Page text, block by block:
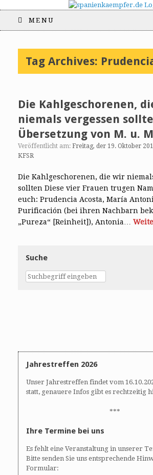
MENU
Tag Archives:
Die Kahlgeschorenen,
niemals vergessen
Übersetzung von M. u.
Veröffentlicht am: Freitag, der 19. Oktober
KFSR
Die Kahlgeschorenen, die wir
sollten Diese vier Frauen trugen
euch: Prudencia Acosta, María
Purificación (bei ihren Nachbarn
„Pureza“ [Reinheit]), Antonia…
Suche
Jahrestreffen 2026
Unser Jahrestreffen findet vom
statt, genauere Infos gibt es rechtzeitig
***
Ihre Termine bei uns
Es fehlt eine Veranstaltung in unserer
Bitte senden Sie uns entsprechende
Formular: